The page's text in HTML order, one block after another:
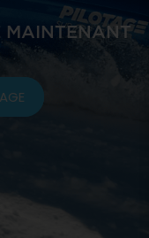
MAINTENANT